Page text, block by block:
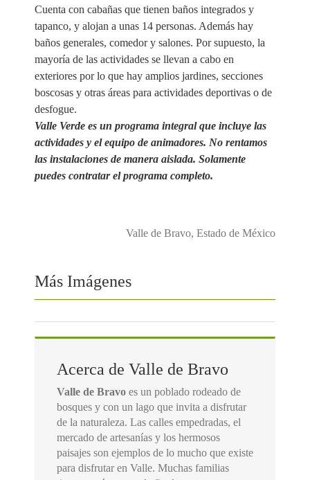
Cuenta con cabañas que tienen baños integrados y
tapanco, y alojan a unas 14 personas. Además hay
baños generales, comedor y salones. Por supuesto, la
mayoría de las actividades se llevan a cabo en
exteriores por lo que hay amplios jardines, secciones
boscosas y otras áreas para actividades deportivas o de
desfogue.
Valle Verde es un programa integral que incluye las
actividades y el equipo de animadores. No rentamos
las instalaciones de manera aislada. Solamente
puedes contratar el programa completo.
Valle de Bravo, Estado de México
Más Imágenes
Acerca de Valle de Bravo
Valle de Bravo es un poblado rodeado de
bosques y con un lago que invita a disfrutar
de la naturaleza. Las calles empedradas, el
mercado de artesanías y los hermosos
paisajes son ejemplos de lo mucho que existe
para disfrutar en Valle. Muchas familias